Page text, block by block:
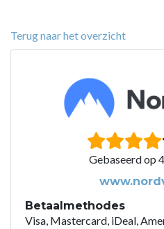
Terug naar het overzicht
Gebaseerd op
Betaalmethodes
Visa, Mastercard, iDeal,